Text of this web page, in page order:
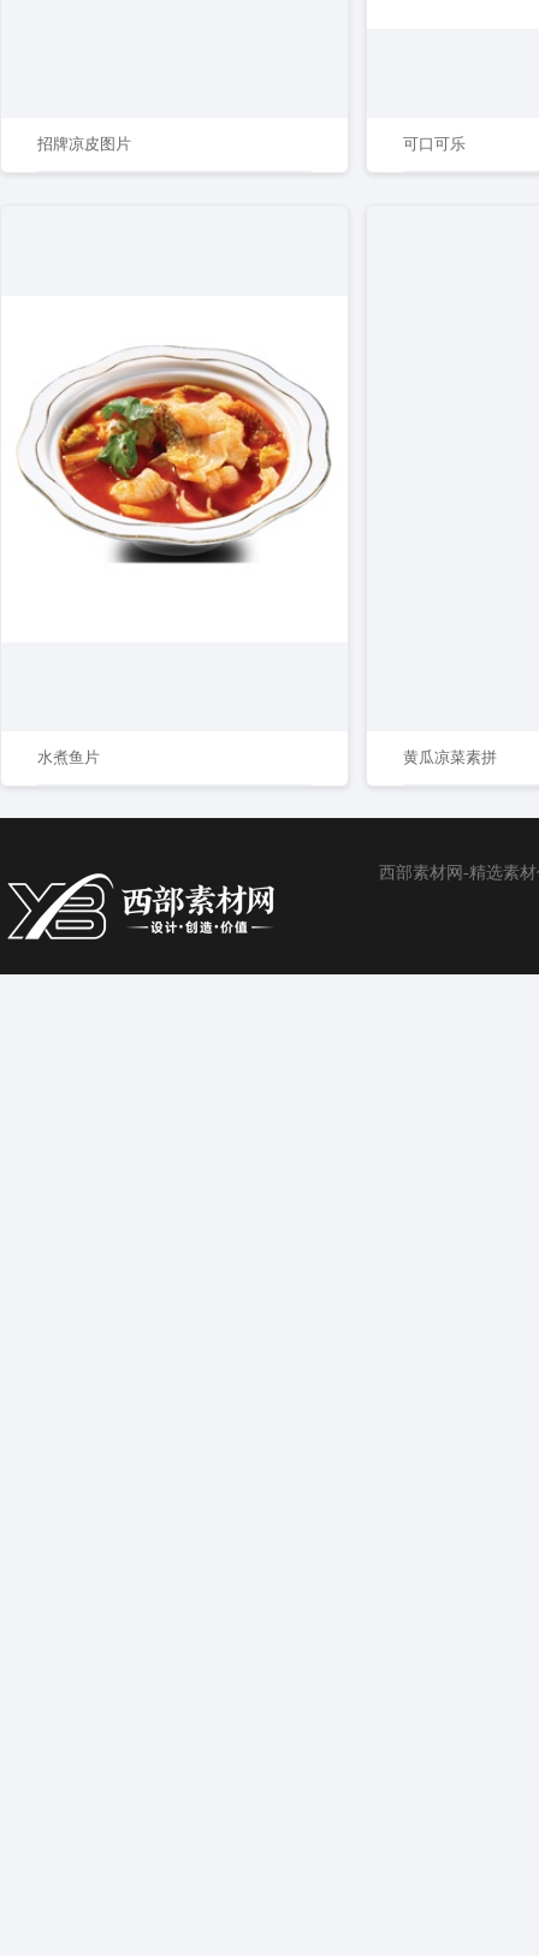
招牌凉皮图片 可口可乐
水煮鱼片 黄瓜凉菜素拼
西部素材网-精选素